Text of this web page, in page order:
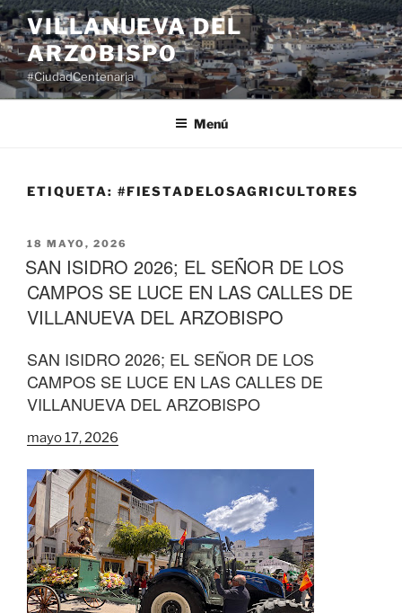
Saltar
al
contenido
VILLANUEVA DEL
ARZOBISPO
#CiudadCentenaria
Menú
ETIQUETA: #FIESTADELOSAGRICULTORES
PUBLICADO
EL
18 MAYO, 2026
SAN ISIDRO 2026; EL SEÑOR DE LOS
CAMPOS SE LUCE EN LAS CALLES DE
VILLANUEVA DEL ARZOBISPO
SAN ISIDRO 2026; EL SEÑOR DE LOS
CAMPOS SE LUCE EN LAS CALLES DE
VILLANUEVA DEL ARZOBISPO
mayo 17, 2026